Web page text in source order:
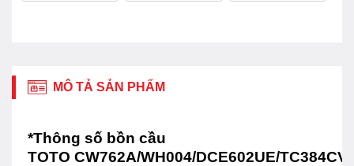
MÔ TẢ SẢN PHẨM
*Thông số bồn cầu
TOTO CW762A/WH004/DCE602UE/